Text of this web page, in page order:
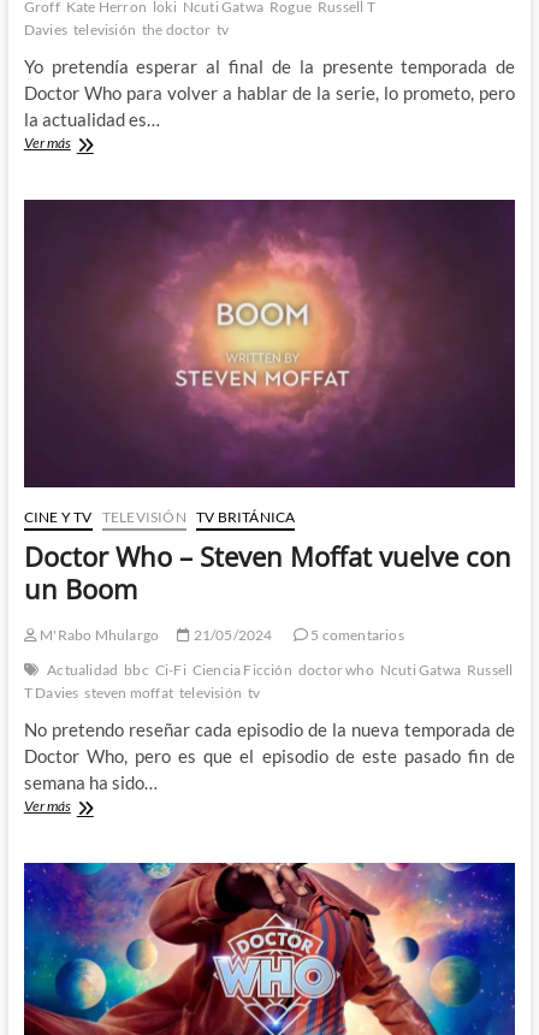
Groff Kate Herron loki Ncuti Gatwa Rogue Russell T
Davies televisión the doctor tv
Yo pretendía esperar al final de la presente temporada de
Doctor Who para volver a hablar de la serie, lo prometo, pero
la actualidad es…
Ver másDoctor
CINE Y TV TELEVISIÓN TV BRITÁNICA
Doctor Who – Steven Moffat vuelve con
un Boom
M'Rabo Mhulargo 21/05/2024
5 comentarios
Actualidad bbc Ci-Fi Ciencia Ficción doctor who Ncuti Gatwa Russell
T Davies steven moffat televisión tv
No pretendo reseñar cada episodio de la nueva temporada de
Doctor Who, pero es que el episodio de este pasado fin de
semana ha sido…
Ver másDoctor
Steven
Moffat
vuelve
con
un
Boom